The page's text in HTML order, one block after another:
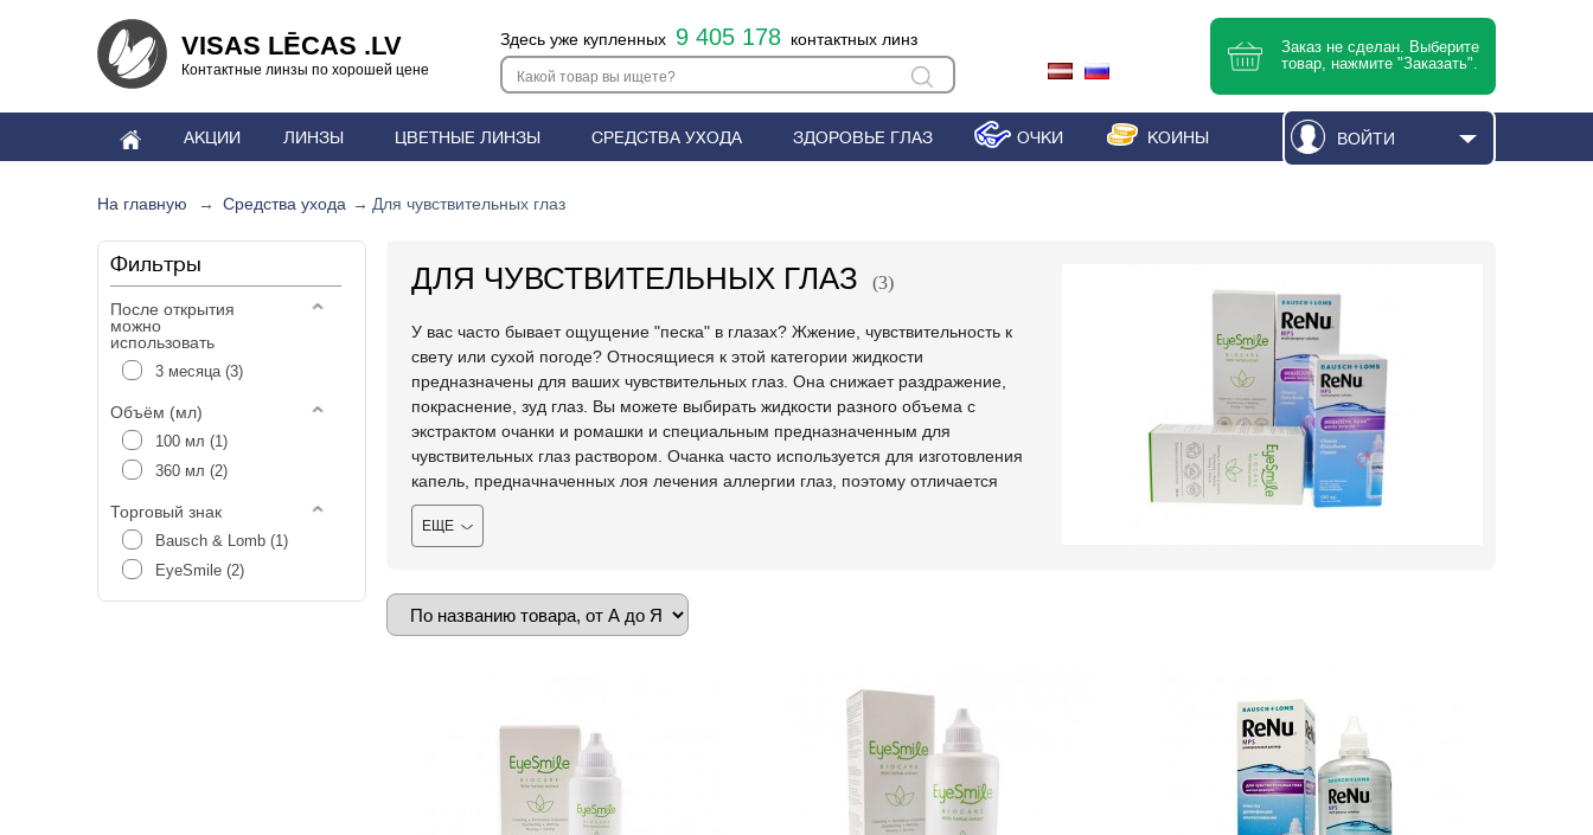
VISAS LĒCAS .LV
Контактные линзы по хорошей цене
Здесь уже купленных 9 405 178 контактных линз
Заказ не сделан. Выберите
товар, нажмите "Заказать".
ВОЙТИ
АКЦИИ ЛИНЗЫ ЦВЕТНЫЕ ЛИНЗЫ СРЕДСТВА УХОДА ЗДОРОВЬЕ ГЛАЗ ОЧКИ КОИНЫ
На главную → Средства ухода → Для чувствительных глаз
Фильтры
После открытия
можно
использовать
3 месяца(3)
Объём (мл)
100 мл (1)
360 мл (2)
Торговый знак
Bausch & Lomb (1)
EyeSmile (2)
ДЛЯ ЧУВСТВИТЕЛЬНЫХ ГЛАЗ (3)
У вас часто бывает ощущение "песка" в глазах? Жжение, чувствительность к
свету или сухой погоде? Относящиеся к этой категории жидкости
предназначены для ваших чувствительных глаз. Она снижает раздражение,
покраснение, зуд глаз. Вы можете выбирать жидкости разного объема с
экстрактом очанки и ромашки и специальным предназначенным для
чувствительных глаз раствором. Очанка часто используется для изготовления
капель, предначначенных лоя лечения аллергии глаз, поэтому отличается
своим лечемным действием. Ромашка действует как противовоспалительное
вещество - а это очень важно для чувствительных, часто страдающих от
налет и белковый осадок. Она придает глазам свежесть и позволяет
наслаждаться комфортом в любой обстановке.
ЕЩЕ